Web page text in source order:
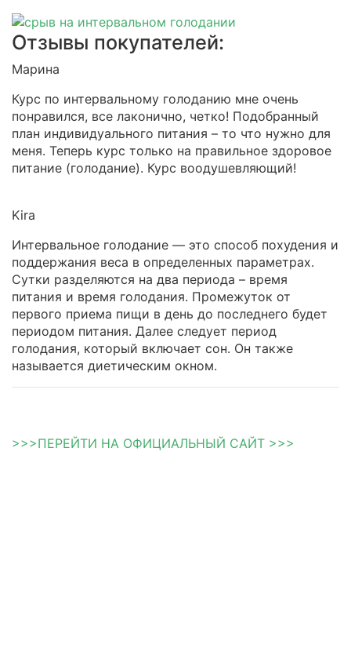
Отзывы покупателей:
Марина
Курс по интервальному голоданию мне очень
понравился, все лаконично, четко! Подобранный
план индивидуального питания – то что нужно для
меня. Теперь курс только на правильное здоровое
питание (голодание). Курс воодушевляющий!
Kira
Интервальное голодание — это способ похудения и
поддержания веса в определенных параметрах.
Сутки разделяются на два периода – время
питания и время голодания. Промежуток от
первого приема пищи в день до последнего будет
периодом питания. Далее следует период
голодания, который включает сон. Он также
называется диетическим окном.
>>>ПЕРЕЙТИ НА ОФИЦИАЛЬНЫЙ САЙТ >>>